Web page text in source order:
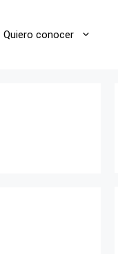
Quiero conocer